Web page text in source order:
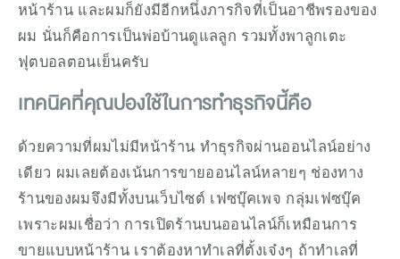
หน้าร้าน และผมก็ยังมีอีกหนึ่งภารกิจที่เป็นอาชีพรองของ
ผม นั่นก็คือการเป็นพ่อบ้านดูแลลูก รวมทั้งพาลูกเตะ
ฟุตบอลตอนเย็นครับ
เทคนิคที่คุณปองใช้ในการทำธุรกิจนี้คือ
ด้วยความที่ผมไม่มีหน้าร้าน ทำธุรกิจผ่านออนไลน์อย่าง
เดียว ผมเลยต้องเน้นการขายออนไลน์หลายๆ ช่องทาง
ร้านของผมจึงมีทั้งบนเว็บไซต์ เฟซบุ๊คเพจ กลุ่มเฟซบุ๊ค
เพราะผมเชื่อว่า การเปิดร้านบนออนไลน์ก็เหมือนการ
ขายแบบหน้าร้าน เราต้องหาทำเลที่ตั้งเจ๋งๆ ถ้าทำเลที่